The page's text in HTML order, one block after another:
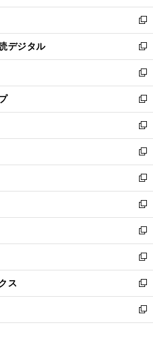
開
く
ウ
で
開
く
ン
ド
ウ
で
開
く
ウ
ィ
ン
ド
ウ
で
開
く
新
し
い
ウ
ィ
ン
ド
ウ
で
開
く
デジタル
新
し
い
ウ
ィ
ン
ド
ウ
で
開
く
新
し
い
ウ
ィ
ン
ド
ウ
で
開
く
新
し
い
ウ
ィ
ン
ド
ウ
で
開
く
新
し
い
ウ
ィ
ン
ド
ウ
で
開
く
新
し
い
ウ
ィ
ン
ド
ウ
で
開
く
新
し
い
ウ
ィ
ン
ド
ウ
で
開
く
新
し
い
ウ
ィ
ン
ド
ウ
で
開
新
し
い
ウ
ィ
ン
ド
ウ
新
し
い
ウ
ィ
ン
ス
新
し
い
ウ
新
し